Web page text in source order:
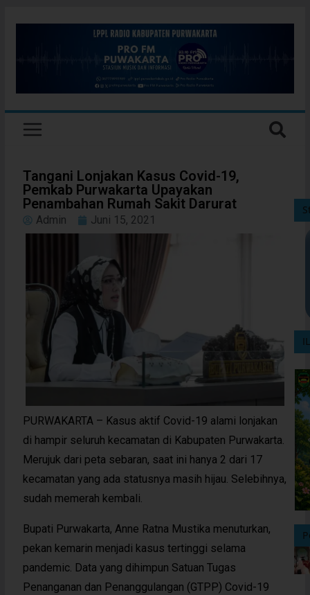
Tangani Lonjakan Kasus Covid-19,
Pemkab Purwakarta Upayakan
Penambahan Rumah Sakit Darurat
Admin Juni 15, 2021
PURWAKARTA – Kasus aktif Covid-19 alami lonjakan
di hampir seluruh kecamatan di Kabupaten Purwakarta.
Merujuk dari peta sebaran, saat ini hanya 2 dari 17
kecamatan yang ada statusnya masih hijau. Selebihnya,
sudah memerah kembali.
Bupati Purwakarta, Anne Ratna Mustika menuturkan,
pekan kemarin menjadi kasus tertinggi selama
pandemic. Data yang dihimpun Satuan Tugas
Penanganan dan Penanggulangan (GTPP) Covid-19